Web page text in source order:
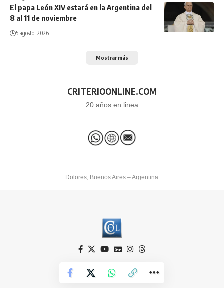
El papa León XIV estará en la Argentina del
8 al 11 de noviembre
5 agosto, 2026
Mostrar más
CRITERIOONLINE.COM
20 años en linea
Dolores, Buenos Aires – Argentina
Criterio Online © 2026